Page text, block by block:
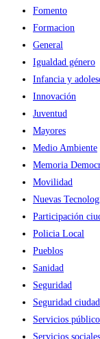
Fomento
Formacion
General
Igualdad género
Infancia y
Innovación
Juventud
Mayores
Medio Ambiente
Memoria
Movilidad
Nuevas
Participación
Policia Local
Pueblos
Sanidad
Seguridad
Seguridad
Servicios
Servicios sociales